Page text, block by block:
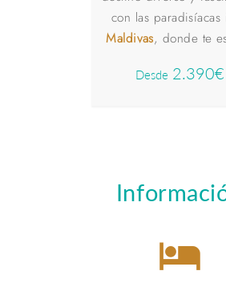
con las paradisíacas
Maldivas, donde te
turquesa y una rica
Desde 2.390€
hotel